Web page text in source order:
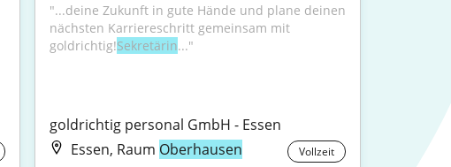
"...deine Zukunft in gute Hände und plane deinen
nächsten Karriereschritt gemeinsam mit
goldrichtig!Sekretärin..."
goldrichtig personal GmbH - Essen
Essen, Raum Oberhausen Vollzeit